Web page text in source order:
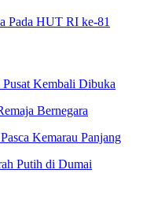
Pada HUT RI ke-81
Kembali Dibuka
Bernegara
Kemarau Panjang
Putih di Dumai